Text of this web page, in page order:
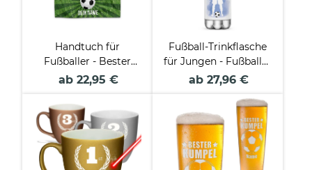
Handtuch für
Fußballer - Bester
Trainer - mit Name
ab 22,95 €
Fußball-Trinkflasche
für Jungen - Fußballer
blau - mit Name &
ab 27,96 €